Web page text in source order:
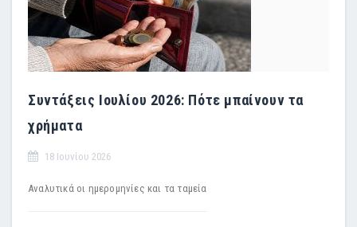
Συντάξεις Ιουλίου 2026: Πότε μπαίνουν τα
χρήματα
18 Ιουνίου 2026
Αναλυτικά οι ημερομηνίες και τα ταμεία